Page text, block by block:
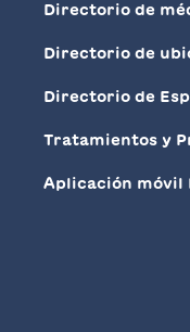
Directorio de
Directorio de
Directorio de
Tratamientos y
Aplicación móvil